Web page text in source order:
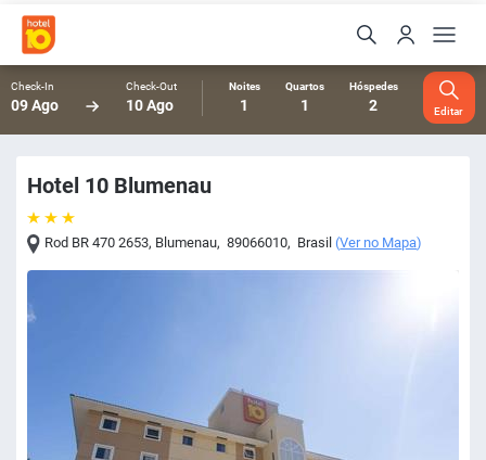
Check-In
09 Ago
Check-Out
10 Ago
Noites
1
Quartos
1
Hóspedes
2 Editar
Hotel 10 Blumenau
Rod BR 470 2653, Blumenau, 89066010, Brasil (Ver no Mapa)